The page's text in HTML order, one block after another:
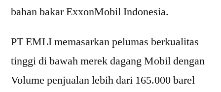
bahan bakar ExxonMobil Indonesia.
PT EMLI memasarkan pelumas berkualitas
tinggi di bawah merek dagang Mobil dengan
Volume penjualan lebih dari 165.000 barel